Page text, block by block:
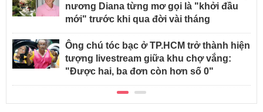
nương Diana từng mơ gọi là "khởi đầu
mới" trước khi qua đời vài tháng
Ông chú tóc bạc ở TP.HCM trở thành hiện
tượng livestream giữa khu chợ vắng:
"Được hai, ba đơn còn hơn số 0"